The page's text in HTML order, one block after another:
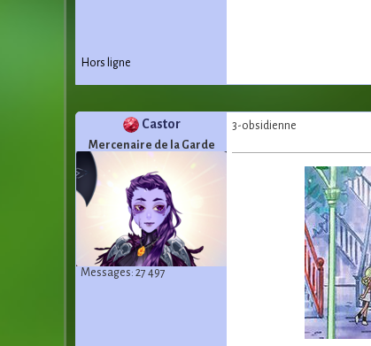
Hors ligne
Castor
Mercenaire de la Garde
Messages: 27 497
3-obsidienne